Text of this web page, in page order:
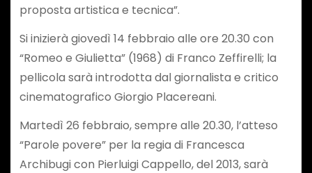
proposta artistica e tecnica”.
Si inizierà giovedì 14 febbraio alle ore 20.30 con
“Romeo e Giulietta” (1968) di Franco Zeffirelli; la
pellicola sarà introdotta dal giornalista e critico
cinematografico Giorgio Placereani.
Martedì 26 febbraio, sempre alle 20.30, l’atteso
“Parole povere” per la regia di Francesca
Archibugi con Pierluigi Cappello, del 2013, sarà